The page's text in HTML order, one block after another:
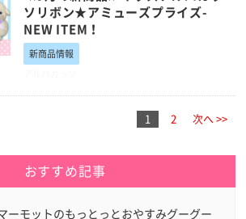
ソリボン★アミューズプライズ-
NEW ITEM！
新商品情報
1 2 次へ >>
おすすめ記事
モットのもっとっとおやすみグーグー